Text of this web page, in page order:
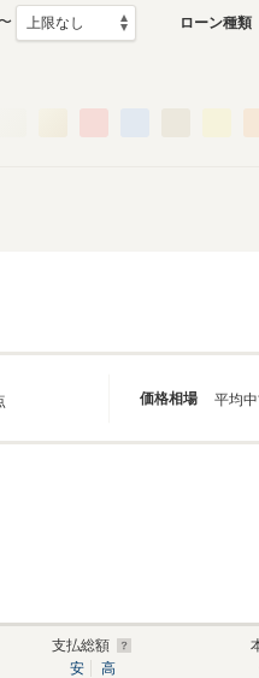
ローン種類
価格相場 平均中
支払総額
安
高